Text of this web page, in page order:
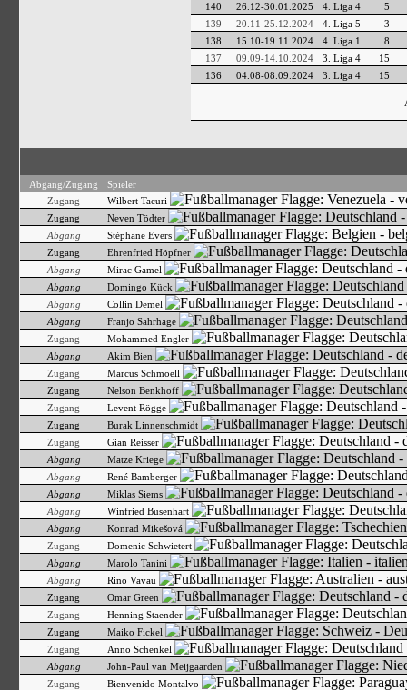
140
26.12-30.01.2025 4. Liga 4
5
139
20.11-25.12.2024 4. Liga 5
3
138
15.10-19.11.2024 4. Liga 1
8
137
09.09-14.10.2024 3. Liga 4
15
136
04.08-08.09.2024 3. Liga 4 15
Abgang/Zugang
Spieler
Zugang
Wilbert Tacuri
Zugang
Neven Tödter
Abgang
Stéphane Evers
Zugang
Ehrenfried Höpfner
Abgang
Mirac Gamel
Abgang
Domingo Kück
Abgang
Collin Demel
Abgang
Franjo Sahrhage
Zugang
Mohammed Engler
Abgang
Akim Bien
Zugang
Marcus Schmoell
Zugang
Nelson Benkhoff
Zugang
Levent Rögge
Zugang
Burak Linnenschmidt
Zugang
Gian Reisser
Abgang
Matze Kriege
Abgang
René Bamberger
Abgang
Miklas Siems
Abgang
Winfried Busenhart
Abgang
Konrad Mikešová
Zugang
Domenic Schwietert
Abgang
Marolo Tanini
Abgang
Rino Vavau
Zugang
Omar Green
Zugang
Henning Staender
Zugang
Maiko Fickel
Zugang
Anno Schenkel
Abgang
John-Paul van Meijgaarden
Zugang
Bienvenido Montalvo